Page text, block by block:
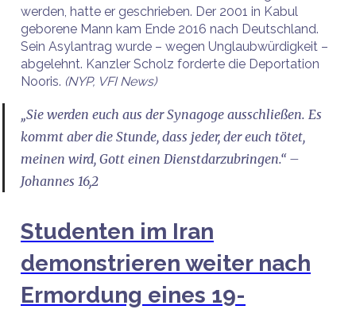
werden, hatte er geschrieben. Der 2001 in Kabul
geborene Mann kam Ende 2016 nach Deutschland.
Sein Asylantrag wurde – wegen Unglaubwürdigkeit –
abgelehnt. Kanzler Scholz forderte die Deportation
Nooris. (NYP, VFI News)
„Sie werden euch aus der Synagoge ausschließen. Es
kommt aber die Stunde, dass jeder, der euch tötet,
meinen wird, Gott einen Dienstdarzubringen.“ –
Johannes 16,2
Studenten im Iran
demonstrieren weiter nach
Ermordung eines 19-